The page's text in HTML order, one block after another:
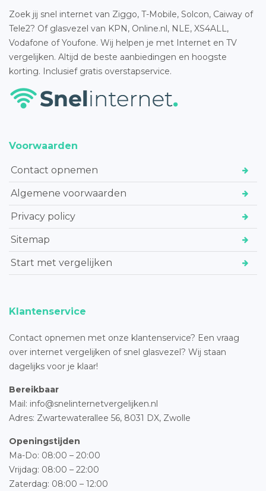
Zoek jij snel internet van Ziggo, T-Mobile, Solcon, Caiway of
Tele2? Of glasvezel van KPN, Online.nl, NLE, XS4ALL,
Vodafone of Youfone. Wij helpen je met Internet en TV
vergelijken. Altijd de beste aanbiedingen en hoogste
korting. Inclusief gratis overstapservice.
Voorwaarden
Contact opnemen
Algemene voorwaarden
Privacy policy
Sitemap
Start met vergelijken
Klantenservice
Contact opnemen met onze klantenservice? Een vraag
over internet vergelijken of snel glasvezel? Wij staan
dagelijks voor je klaar!
Bereikbaar
Mail: info@snelinternetvergelijken.nl
Adres: Zwartewaterallee 56, 8031 DX, Zwolle
Openingstijden
Ma-Do: 08:00 – 20:00
Vrijdag: 08:00 – 22:00
Zaterdag: 08:00 – 12:00